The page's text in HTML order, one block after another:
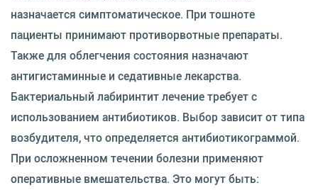
назначается симптоматическое. При тошноте
пациенты принимают противорвотные препараты.
Также для облегчения состояния назначают
антигистаминные и седативные лекарства.
Бактериальный лабиринтит лечение требует с
использованием антибиотиков. Выбор зависит от типа
возбудителя, что определяется антибиотикограммой.
При осложненном течении болезни применяют
оперативные вмешательства. Это могут быть: